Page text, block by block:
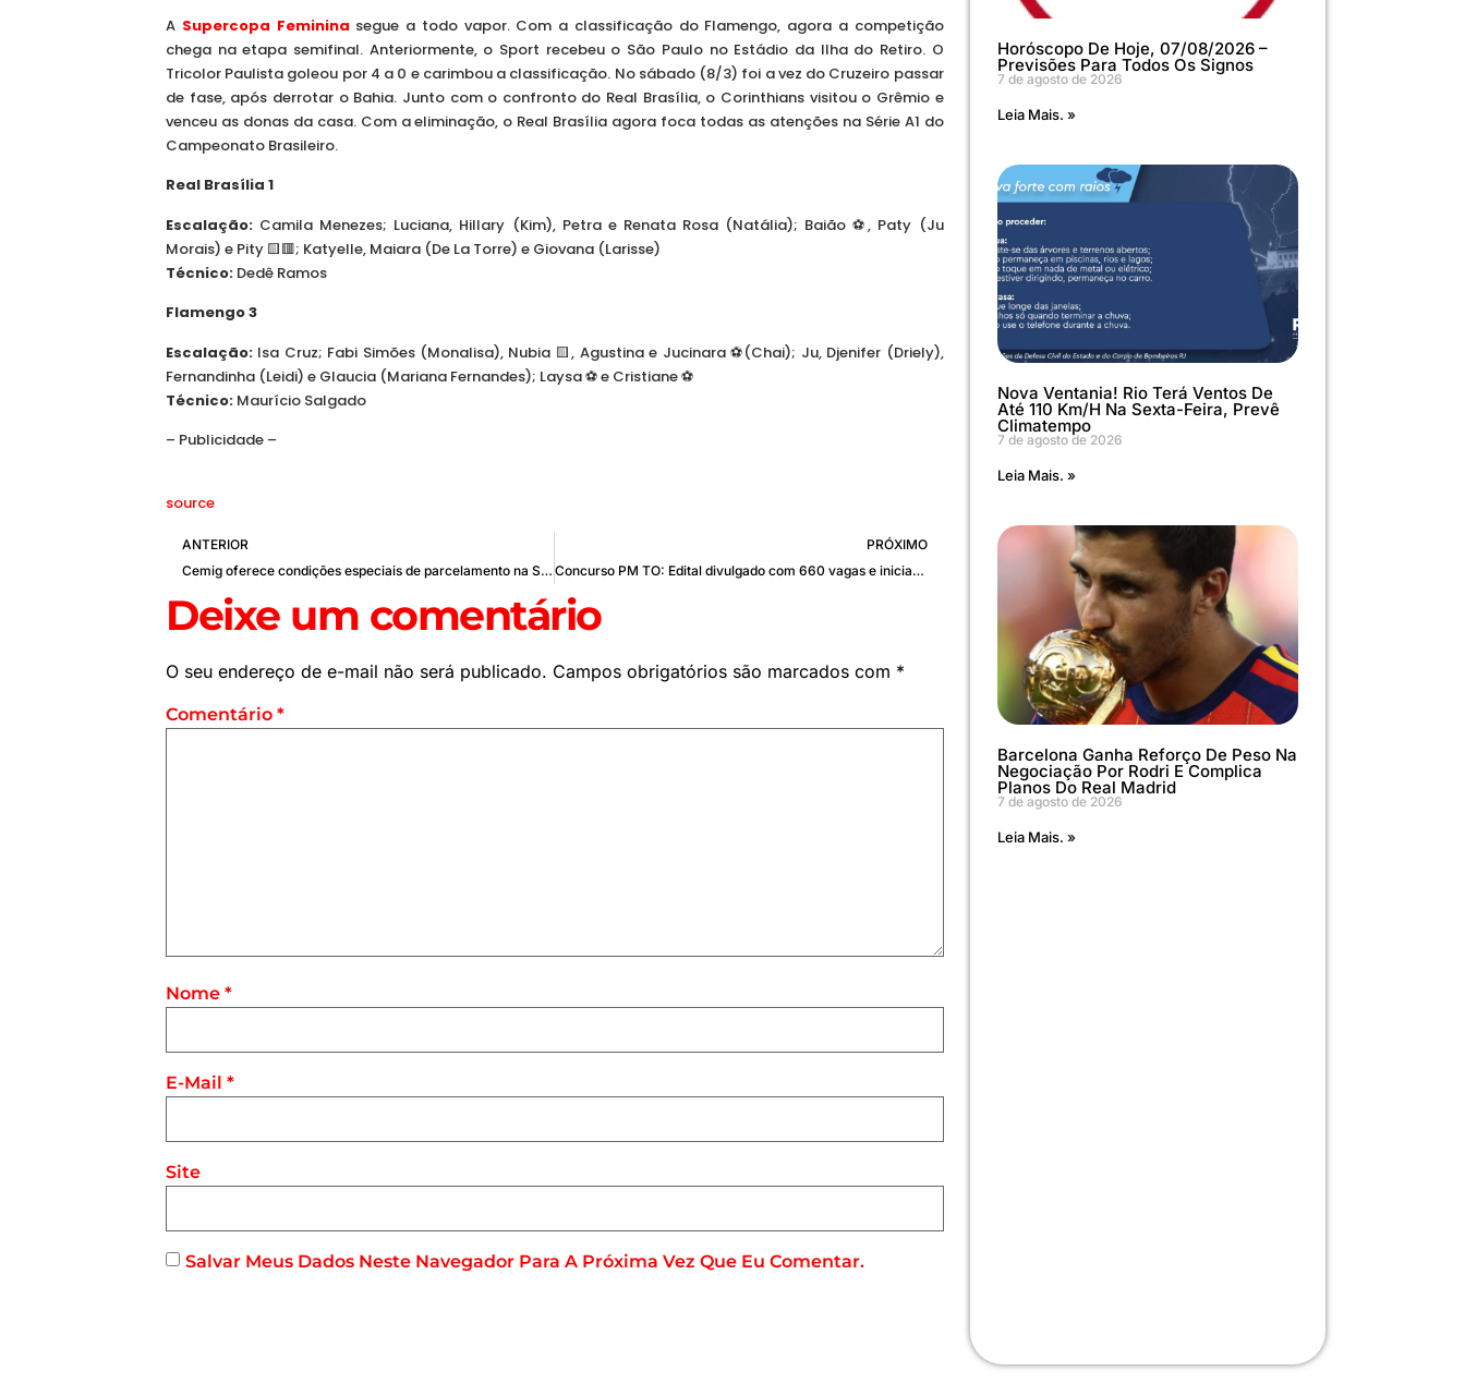
A Supercopa Feminina segue a todo vapor. Com a classificação do Flamengo, agora a competição
chega na etapa semifinal. Anteriormente, o Sport recebeu o São Paulo no Estádio da Ilha do Retiro. O
Tricolor Paulista goleou por 4 a 0 e carimbou a classificação. No sábado (8/3) foi a vez do Cruzeiro passar
de fase, após derrotar o Bahia. Junto com o confronto do Real Brasília, o Corinthians visitou o Grêmio e
venceu as donas da casa. Com a eliminação, o Real Brasília agora foca todas as atenções na Série A1 do
Campeonato Brasileiro.
Real Brasília 1
Escalação: Camila Menezes; Luciana, Hillary (Kim), Petra e Renata Rosa (Natália); Baião ⚽, Paty (Ju
Morais) e Pity 🟨🟥; Katyelle, Maiara (De La Torre) e Giovana (Larisse)
Técnico: Dedê Ramos
Flamengo 3
Escalação: Isa Cruz; Fabi Simões (Monalisa), Nubia 🟨, Agustina e Jucinara ⚽(Chai); Ju, Djenifer (Driely),
Fernandinha (Leidi) e Glaucia (Mariana Fernandes); Laysa ⚽ e Cristiane ⚽
Técnico: Maurício Salgado
– Publicidade –
source
ANTERIOR
Cemig oferece condições especiais de parcelamento na Semana do Consumidor
PRÓXIMO
Concurso PM TO: Edital divulgado com 660 vagas e iniciais de até R$10,8 mil; Veja como participar!
Deixe um comentário
O seu endereço de e-mail não será publicado. Campos obrigatórios são marcados com *
Comentário *
Nome *
E-Mail *
Site
Salvar Meus Dados Neste Navegador Para A Próxima Vez Que Eu Comentar.
Horóscopo De Hoje, 07/08/2026 –
Previsões Para Todos Os Signos
7 de agosto de 2026
Leia Mais. »
Nova Ventania! Rio Terá Ventos De
Até 110 Km/h Na Sexta-Feira, Prevê
Climatempo
7 de agosto de 2026
Leia Mais. »
Barcelona Ganha Reforço De Peso Na
Negociação Por Rodri E Complica
Planos Do Real Madrid
7 de agosto de 2026
Leia Mais. »